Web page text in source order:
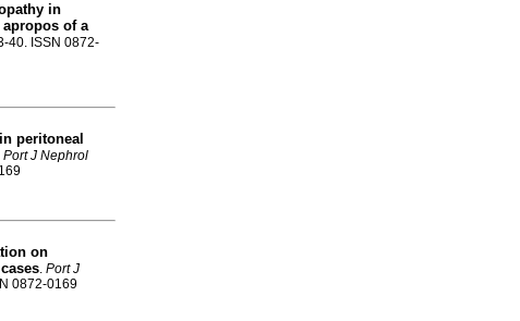
in
of a
40. ISSN 0872-
peritoneal
Port J Nephrol
on
. Port J
0872-0169